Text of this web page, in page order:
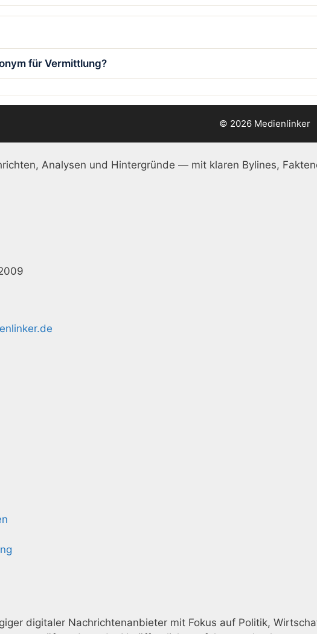
für Vermittlung?
© 2026 Medienlinker
Analysen und Hintergründe — mit klaren Bylines,
digitaler Nachrichtenanbieter mit Fokus auf Politik,